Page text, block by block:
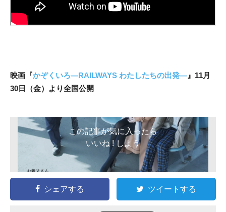
映画『かぞくいろ―RAILWAYS わたしたちの出発―』11月
30日（金）より全国公開
この記事が気に入ったら
いいね ! しよう
シェアする ツイートする